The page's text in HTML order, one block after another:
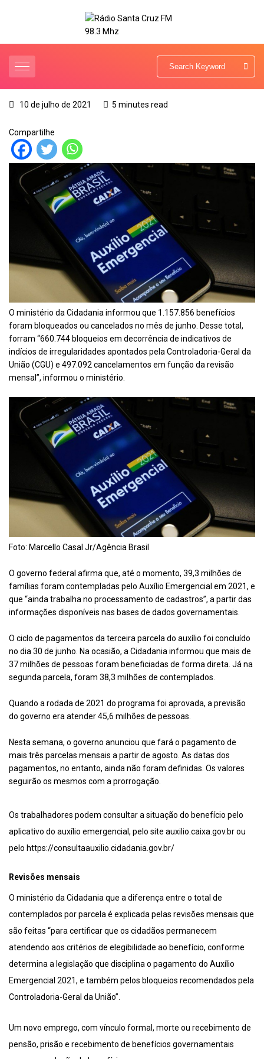
10 de julho de 2021 5 minutes read
Compartilhe
O ministério da Cidadania informou que 1.157.856 benefícios
foram bloqueados ou cancelados no mês de junho. Desse total,
forram “660.744 bloqueios em decorrência de indicativos de
indícios de irregularidades apontados pela Controladoria-Geral da
União (CGU) e 497.092 cancelamentos em função da revisão
mensal”, informou o ministério.
Foto: Marcello Casal Jr/Agência Brasil
O governo federal afirma que, até o momento, 39,3 milhões de
famílias foram contempladas pelo Auxílio Emergencial em 2021, e
que “ainda trabalha no processamento de cadastros”, a partir das
informações disponíveis nas bases de dados governamentais.
O ciclo de pagamentos da terceira parcela do auxílio foi concluído
no dia 30 de junho. Na ocasião, a Cidadania informou que mais de
37 milhões de pessoas foram beneficiadas de forma direta. Já na
segunda parcela, foram 38,3 milhões de contemplados.
Quando a rodada de 2021 do programa foi aprovada, a previsão
do governo era atender 45,6 milhões de pessoas.
Nesta semana, o governo anunciou que fará o pagamento de
mais três parcelas mensais a partir de agosto. As datas dos
pagamentos, no entanto, ainda não foram definidas. Os valores
seguirão os mesmos com a prorrogação.
Os trabalhadores podem consultar a situação do benefício pelo
aplicativo do auxílio emergencial, pelo site auxilio.caixa.gov.br ou
pelo https://consultaauxilio.cidadania.gov.br/
Revisões mensais
O ministério da Cidadania que a diferença entre o total de
contemplados por parcela é explicada pelas revisões mensais que
são feitas “para certificar que os cidadãos permanecem
atendendo aos critérios de elegibilidade ao benefício, conforme
determina a legislação que disciplina o pagamento do Auxílio
Emergencial 2021, e também pelos bloqueios recomendados pela
Controladoria-Geral da União”.
Um novo emprego, com vínculo formal, morte ou recebimento de
pensão, prisão e recebimento de benefícios governamentais